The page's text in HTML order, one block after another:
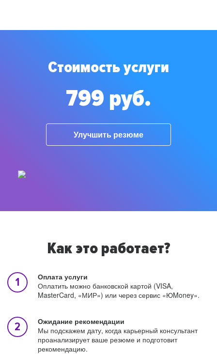
Стоимость услуги
799 руб.
Улучшить резюме
Как это работает?
Оплата услуги
Оплатить можно банковской картой (VISA,
MasterCard, «МИР») или через сервис «ЮMoney».
Ожидание рекомендации
Мы подскажем дату, когда карьерный консультант
проанализирует ваше резюме и подготовит
рекомендацию.